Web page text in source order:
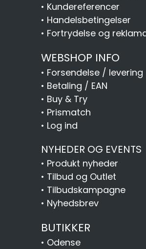
• Kundereferencer
• Handelsbetingelser
• Fortrydelse og
WEBSHOP INFO
• Forsendelse / levering
• Betaling / EAN
• Buy & Try
• Prismatch
• Log ind
NYHEDER OG EVENTS
• Produkt nyheder
• Tilbud og Outlet
• Tilbudskampagne
• Nyhedsbrev
BUTIKKER
• Odense